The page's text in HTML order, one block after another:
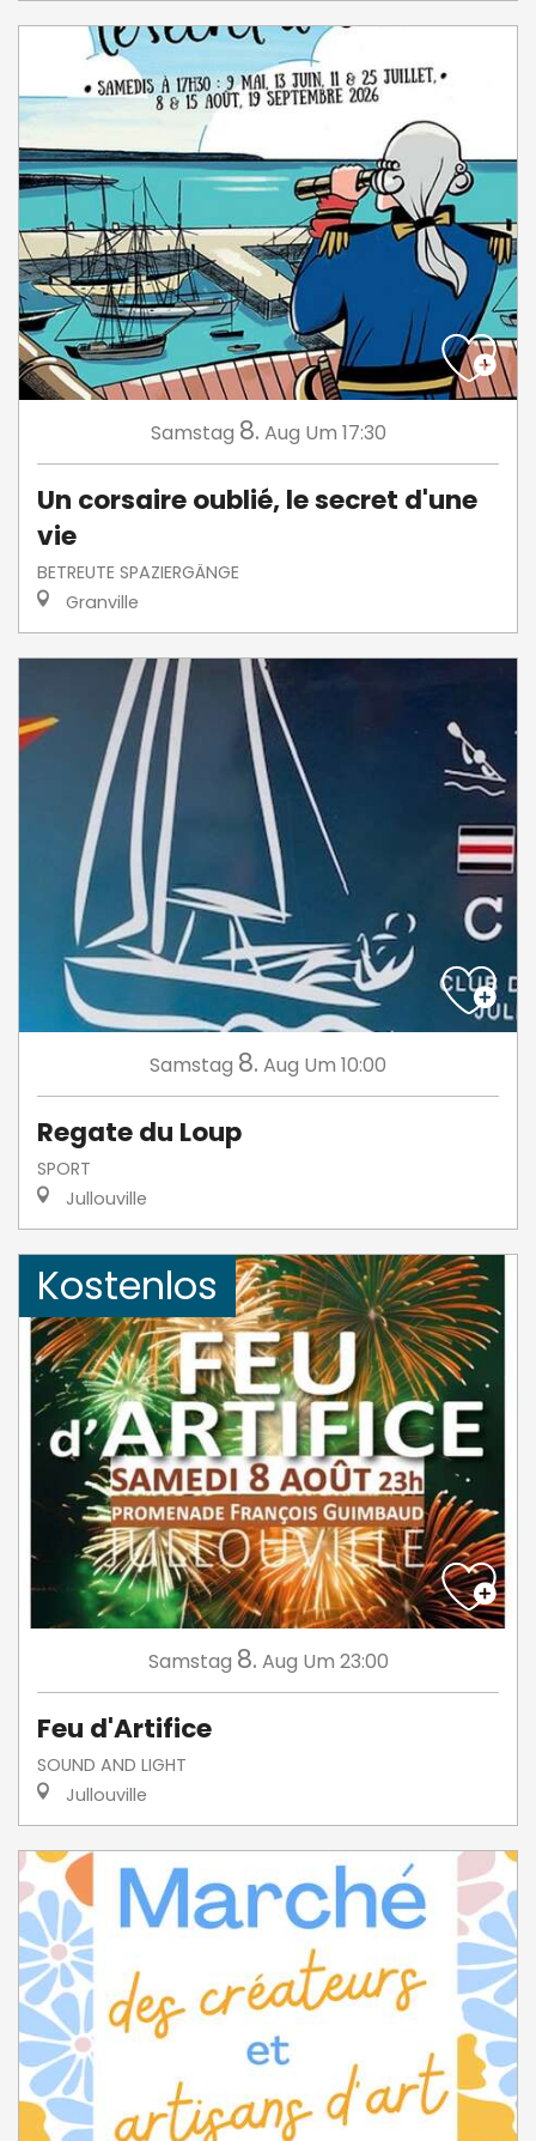
Samstag 8. Aug Um 17:30
Un corsaire oublié, le secret d'une
vie
BETREUTE SPAZIERGÄNGE
Granville
Samstag 8. Aug Um 10:00
Regate du Loup
SPORT
Jullouville
Kostenlos
Samstag 8. Aug Um 23:00
Feu d'Artifice
SOUND AND LIGHT
Jullouville